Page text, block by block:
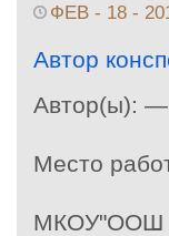
ФЕВ - 18 -
Автор
Автор(ы):
Место
МКОУ"ООШ